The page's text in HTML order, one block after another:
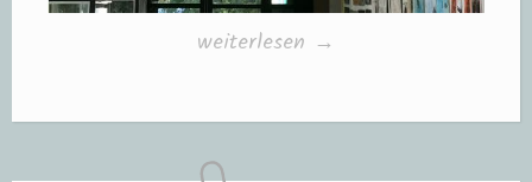
„Schulhaus-
zur
Einschulung“
weiterlesen →